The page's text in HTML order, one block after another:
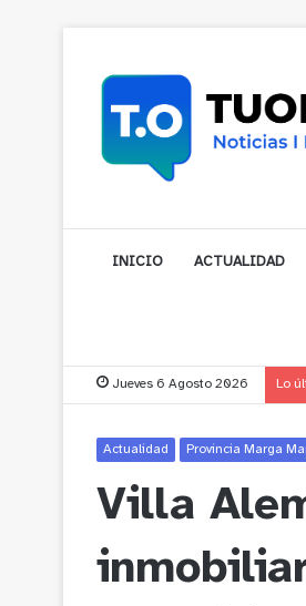
INICIO ACTUALIDAD
Jueves 6 Agosto 2026 Lo
Actualidad Provincia Marga
Villa